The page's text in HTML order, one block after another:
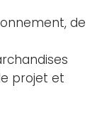
de
projet et